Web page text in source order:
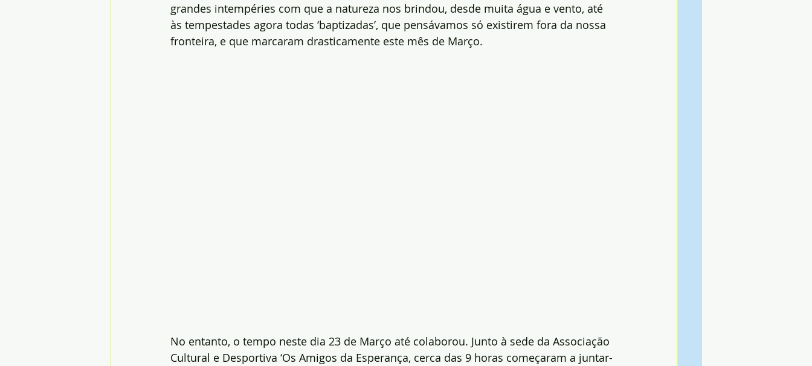
grandes intempéries com que a natureza nos brindou, desde muita água e vento, até
às tempestades agora todas ‘baptizadas’, que pensávamos só existirem fora da nossa
fronteira, e que marcaram drasticamente este mês de Março.
No entanto, o tempo neste dia 23 de Março até colaborou. Junto à sede da Associação
Cultural e Desportiva ‘Os Amigos da Esperança, cerca das 9 horas começaram a juntar-